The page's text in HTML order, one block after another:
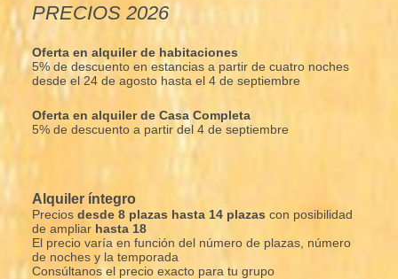
PRECIOS 2026
Oferta en alquiler de habitaciones
5% de descuento en estancias a partir de cuatro noches
desde el 24 de agosto hasta el 4 de septiembre
Oferta en alquiler de Casa Completa
5% de descuento a partir del 4 de septiembre
Alquiler íntegro
Precios desde 8 plazas hasta 14 plazas con posibilidad
de ampliar hasta 18
El precio varía en función del número de plazas, número
de noches y la temporada
Consúltanos el precio exacto para tu grupo